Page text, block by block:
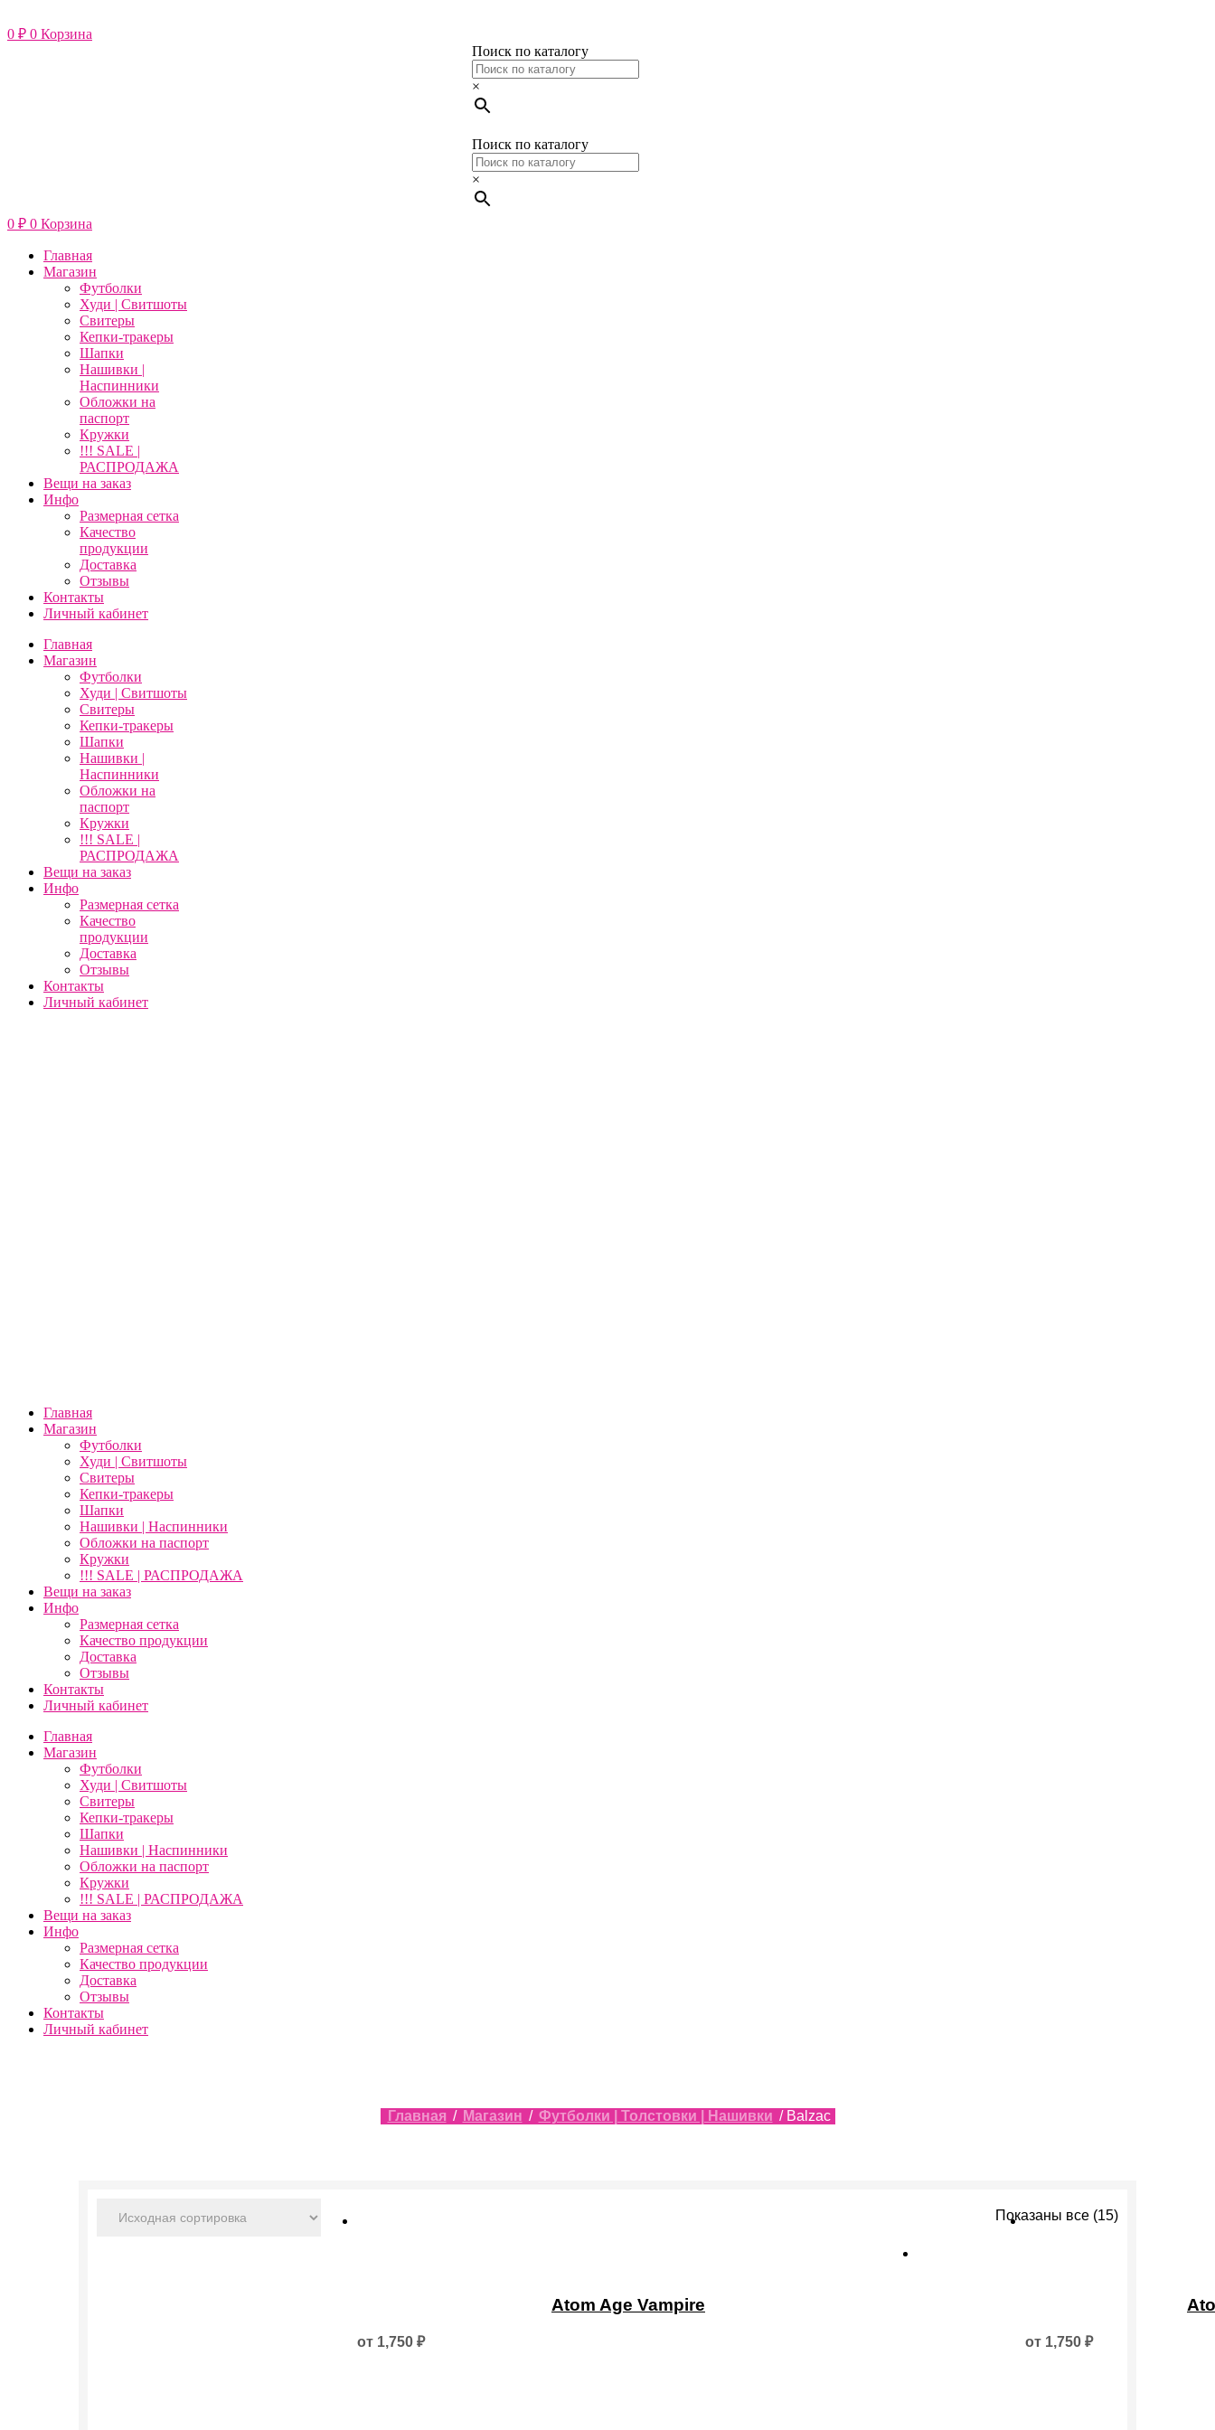
к
содержимому
0 ₽ 0 Корзина
Поиск по каталогу
×
Поиск по каталогу
×
0 ₽ 0 Корзина
Главная
Магазин
Футболки
Худи | Свитшоты
Свитеры
Кепки-тракеры
Шапки
Нашивки |
Наспинники
Обложки на
паспорт
Кружки
!!! SALE |
РАСПРОДАЖА
Вещи на заказ
Инфо
Размерная сетка
Качество
продукции
Доставка
Отзывы
Контакты
Личный кабинет
Главная
Магазин
Футболки
Худи | Свитшоты
Свитеры
Кепки-тракеры
Шапки
Нашивки |
Наспинники
Обложки на
паспорт
Кружки
!!! SALE |
РАСПРОДАЖА
Вещи на заказ
Инфо
Размерная сетка
Качество
продукции
Доставка
Отзывы
Контакты
Личный кабинет
Главная
Магазин
Футболки
Худи | Свитшоты
Свитеры
Кепки-тракеры
Шапки
Нашивки | Наспинники
Обложки на паспорт
Кружки
!!! SALE | РАСПРОДАЖА
Вещи на заказ
Инфо
Размерная сетка
Качество продукции
Доставка
Отзывы
Контакты
Личный кабинет
Главная
Магазин
Футболки
Худи | Свитшоты
Свитеры
Кепки-тракеры
Шапки
Нашивки | Наспинники
Обложки на паспорт
Кружки
!!! SALE | РАСПРОДАЖА
Вещи на заказ
Инфо
Размерная сетка
Качество продукции
Доставка
Отзывы
Контакты
Личный кабинет
Главная / Магазин / Футболки | Толстовки | Нашивки / Balzac
Показаны все (15)
несколько
вариаций.
Atom Age Vampire
от 1,750 ₽
несколько
вариаций.
от 1,750 ₽